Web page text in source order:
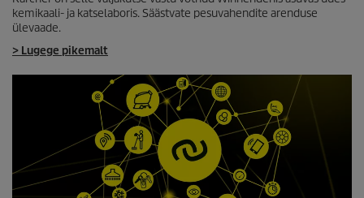
kemikaali- ja katselaboris. Säästvate pesuvahendite arenduse
ülevaade.
> Lugege pikemalt